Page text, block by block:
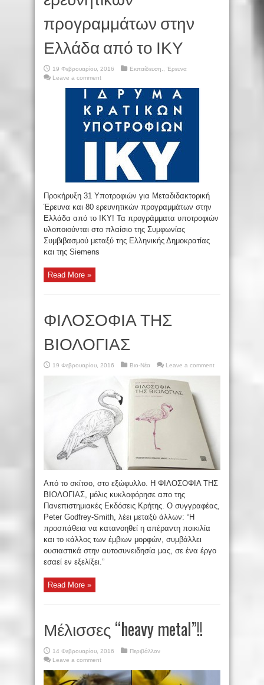
προγραμμάτων στην
Ελλάδα από το ΙΚΥ
19 Φεβρουαρίου, 2016 Εκπαίδευση.
Έρευνα
Leave a comment
Προκήρυξη 31 Υποτροφιών για Μεταδιδακτορική
Έρευνα και 80 ερευνητικών προγραμμάτων στην
Ελλάδα από το ΙΚΥ! Τα προγράμματα υποτροφιών
υλοποιούνται στο πλαίσιο της Συμφωνίας
Συμβιβασμού μεταξύ της Ελληνικής Δημοκρατίας
και της Siemens
Read More »
ΦΙΛΟΣΟΦΙΑ ΤΗΣ
ΒΙΟΛΟΓΙΑΣ
19 Φεβρουαρίου, 2016 Βιο-Νέα Leave a comment
Από το σκίτσο, στο εξώφυλλο. Η ΦΙΛΟΣΟΦΙΑ ΤΗΣ
ΒΙΟΛΟΓΙΑΣ, μόλις κυκλοφόρησε απο της
Πανεπιστημιακές Εκδόσεις Κρήτης. Ο συγγραφέας,
Peter Godfrey-Smith, λέει μεταξύ άλλων: “Η
προσπάθεια να κατανοηθεί η απέραντη ποικιλία
και το κάλλος των έμβιων μορφών, συμβάλλει
ουσιαστικά στην αυτοσυνειδησία μας, σε ένα έργο
εσαεί εν εξελίξει.”
Read More »
Μέλισσες “heavy metal”!!
14 Φεβρουαρίου, 2016
Περιβάλλον
Leave a comment